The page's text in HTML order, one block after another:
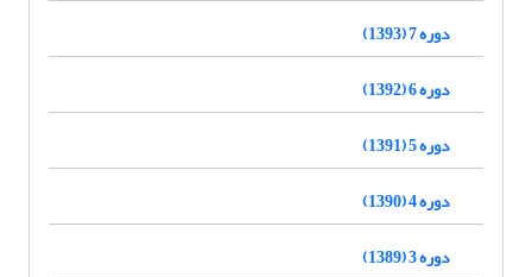
دوره 7 (1393)
دوره 6 (1392)
دوره 5 (1391)
دوره 4 (1390)
دوره 3 (1389)